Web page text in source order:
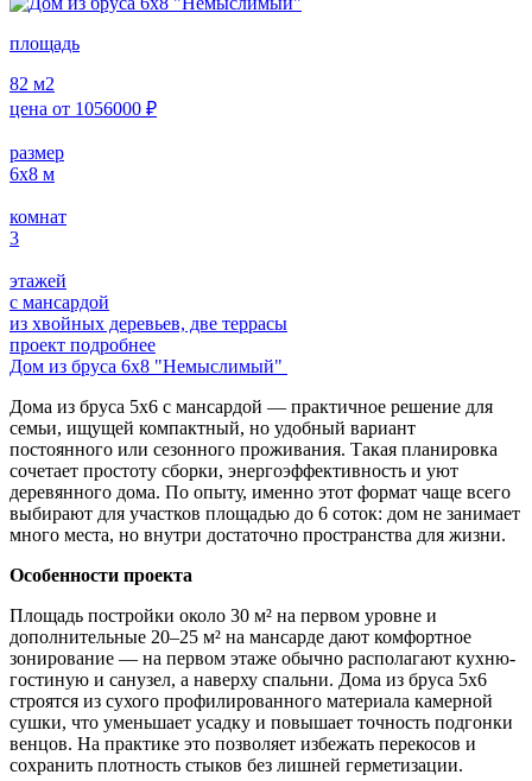
площадь
82 м2
цена от 1056000 ₽
размер
6х8 м
комнат
3
этажей
с мансардой
из хвойных деревьев, две террасы
проект подробнее
Дом из бруса 6х8 "Немыслимый"
Дома из бруса 5х6 с мансардой — практичное решение для
семьи, ищущей компактный, но удобный вариант
постоянного или сезонного проживания. Такая планировка
сочетает простоту сборки, энергоэффективность и уют
деревянного дома. По опыту, именно этот формат чаще всего
выбирают для участков площадью до 6 соток: дом не занимает
много места, но внутри достаточно пространства для жизни.
Особенности проекта
Площадь постройки около 30 м² на первом уровне и
дополнительные 20–25 м² на мансарде дают комфортное
зонирование — на первом этаже обычно располагают кухню-
гостиную и санузел, а наверху спальни. Дома из бруса 5х6
строятся из сухого профилированного материала камерной
сушки, что уменьшает усадку и повышает точность подгонки
венцов. На практике это позволяет избежать перекосов и
сохранить плотность стыков без лишней герметизации.